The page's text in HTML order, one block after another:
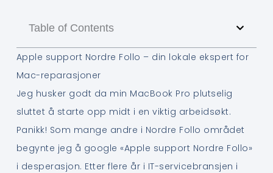
Table of Contents
Apple support Nordre Follo – din lokale ekspert for
Mac-reparasjoner
Jeg husker godt da min MacBook Pro plutselig
sluttet å starte opp midt i en viktig arbeidsøkt.
Panikk! Som mange andre i Nordre Follo området
begynte jeg å google «Apple support Nordre Follo»
i desperasjon. Etter flere år i IT-servicebransjen i